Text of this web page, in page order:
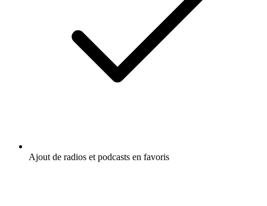
Ajout de radios et podcasts en favoris